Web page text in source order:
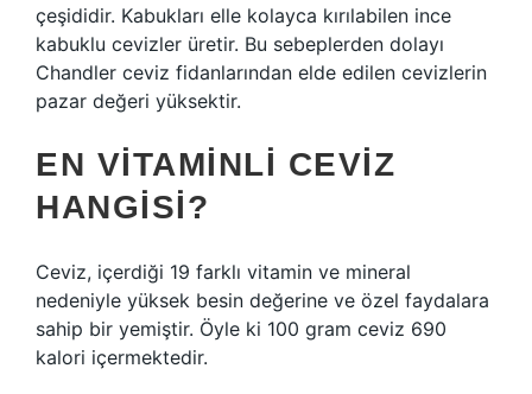
çeşididir. Kabukları elle kolayca kırılabilen ince
kabuklu cevizler üretir. Bu sebeplerden dolayı
Chandler ceviz fidanlarından elde edilen cevizlerin
pazar değeri yüksektir.
EN VITAMINLI CEVIZ
HANGISI?
Ceviz, içerdiği 19 farklı vitamin ve mineral
nedeniyle yüksek besin değerine ve özel faydalara
sahip bir yemiştir. Öyle ki 100 gram ceviz 690
kalori içermektedir.